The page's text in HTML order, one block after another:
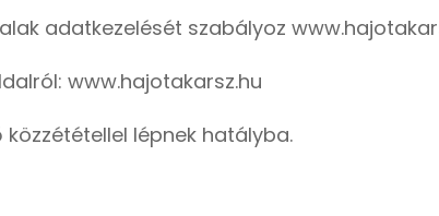
adatkezelését szabályoz
www.hajotakarsz.hu
lépnek hatályba.